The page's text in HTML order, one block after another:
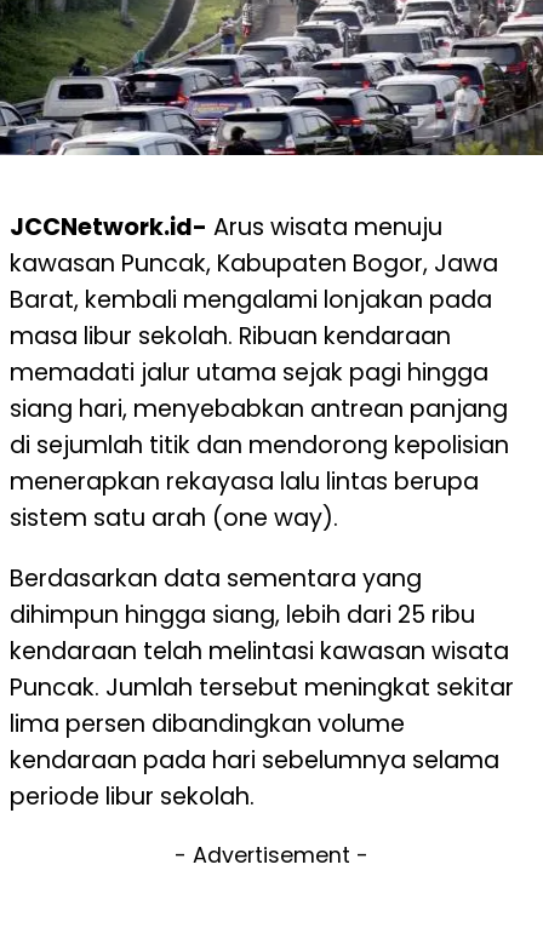
JCCNetwork.id- Arus wisata menuju
kawasan Puncak, Kabupaten Bogor, Jawa
Barat, kembali mengalami lonjakan pada
masa libur sekolah. Ribuan kendaraan
memadati jalur utama sejak pagi hingga
siang hari, menyebabkan antrean panjang
di sejumlah titik dan mendorong kepolisian
menerapkan rekayasa lalu lintas berupa
sistem satu arah (one way).
Berdasarkan data sementara yang
dihimpun hingga siang, lebih dari 25 ribu
kendaraan telah melintasi kawasan wisata
Puncak. Jumlah tersebut meningkat sekitar
lima persen dibandingkan volume
kendaraan pada hari sebelumnya selama
periode libur sekolah.
- Advertisement -